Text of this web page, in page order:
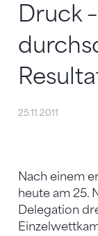
Druck
25.11.2011
Nach einem
heute am 25.
Delegation